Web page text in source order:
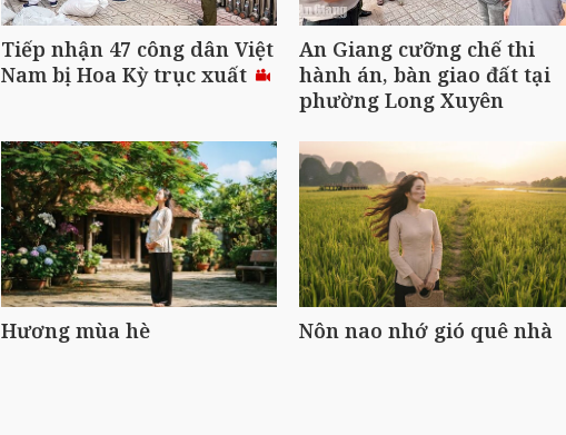
Tiếp nhận 47 công dân Việt
Nam bị Hoa Kỳ trục xuất
An Giang cưỡng chế thi
hành án, bàn giao đất tại
phường Long Xuyên
Hương mùa hè Nôn nao nhớ gió quê nhà